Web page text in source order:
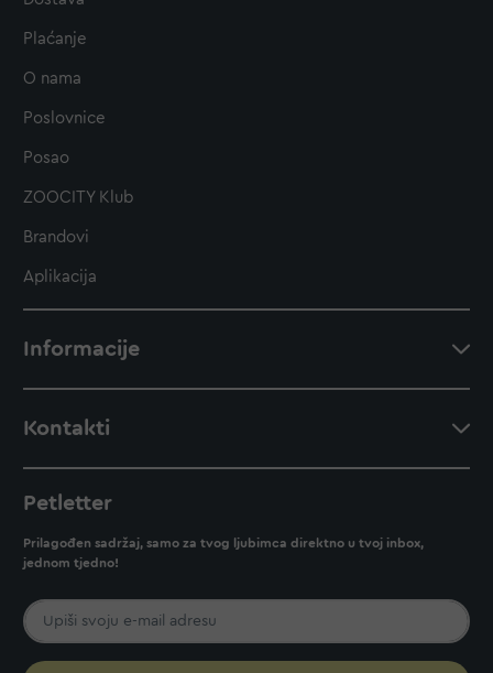
Plaćanje
O nama
Poslovnice
Posao
ZOOCITY Klub
Brandovi
Aplikacija
Informacije
Kontakti
Petletter
Prilagođen sadržaj, samo za tvog ljubimca direktno u tvoj inbox,
jednom tjedno!